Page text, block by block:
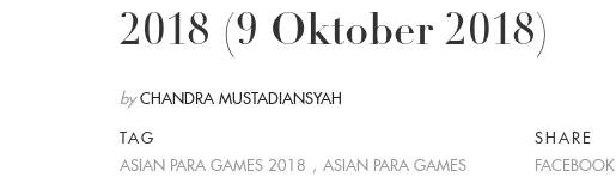
2018 (9 Oktober 2018)
by CHANDRA MUSTADIANSYAH
TAG
ASIAN PARA GAMES 2018 , ASIAN PARA GAMES
SHARE
FACEBOOK